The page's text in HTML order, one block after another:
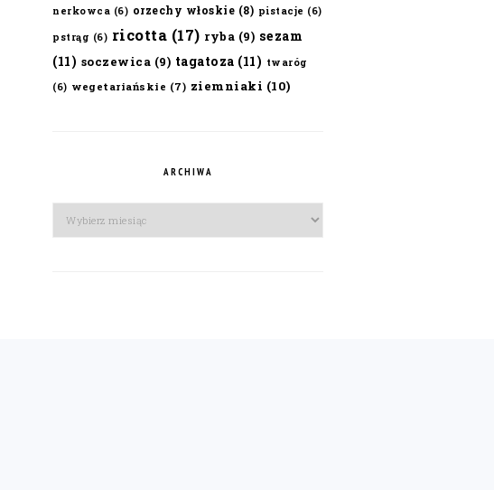
nerkowca (6) orzechy włoskie (8) pistacje (6)
pstrąg (6) ricotta (17) ryba (9) sezam
(11) soczewica (9) tagatoza (11) twaróg
(6) wegetariańskie (7) ziemniaki (10)
ARCHIWA
Archiwa